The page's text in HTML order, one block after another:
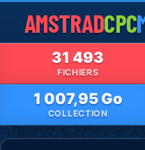
AMSTRADCPC
31 493
FICHIERS
1 007,95 Go
COLLECTION